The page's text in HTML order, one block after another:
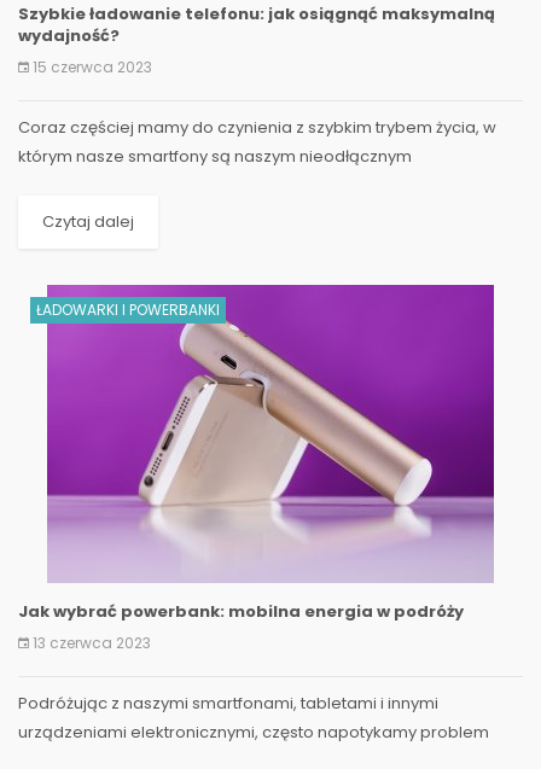
Szybkie ładowanie telefonu: jak osiągnąć maksymalną
wydajność?
15 czerwca 2023
Coraz częściej mamy do czynienia z szybkim trybem życia, w
którym nasze smartfony są naszym nieodłącznym
Czytaj dalej
ŁADOWARKI I POWERBANKI
Jak wybrać powerbank: mobilna energia w podróży
13 czerwca 2023
Podróżując z naszymi smartfonami, tabletami i innymi
urządzeniami elektronicznymi, często napotykamy problem